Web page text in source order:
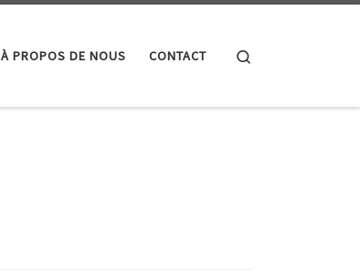
À PROPOS DE NOUS CONTACT